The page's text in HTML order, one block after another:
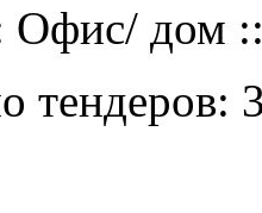
Офис/ дом ::
тендеров: